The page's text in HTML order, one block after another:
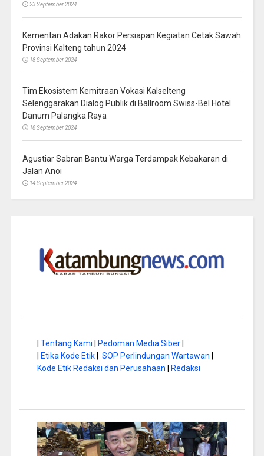
23 September 2024
Kementan Adakan Rakor Persiapan Kegiatan Cetak Sawah
Provinsi Kalteng tahun 2024
18 September 2024
Tim Ekosistem Kemitraan Vokasi Kalselteng
Selenggarakan Dialog Publik di Ballroom Swiss-Bel Hotel
Danum Palangka Raya
18 September 2024
Agustiar Sabran Bantu Warga Terdampak Kebakaran di
Jalan Anoi
14 September 2024
| Tentang Kami | Pedoman Media Siber|
| Etika Kode Etik| SOP Perlindungan Wartawan |
Kode Etik Redaksi dan Perusahaan | Redaksi